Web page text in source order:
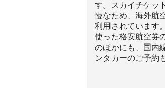
す。スカイチケッ
慢なため、海外航
利用されています
使った格安航空券
のほかにも、国内
ンタカーのご予約